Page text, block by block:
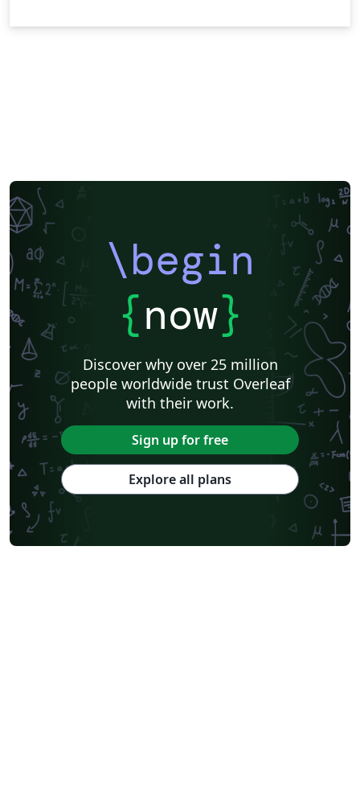
\begin
{now}
Discover why over 25 million
people worldwide trust Overleaf
with their work.
Sign up for free
Explore all plans